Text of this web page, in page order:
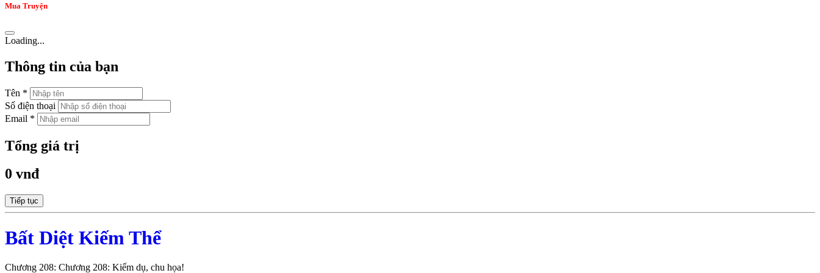
Mua Truyện
Loading...
Thông tin của bạn
Tên *
Số điện thoại
Email *
Tổng giá trị
0 vnđ
Tiếp tục
Bất Diệt Kiếm Thể
Chương 208: Chương 208: Kiếm dụ, chu họa!